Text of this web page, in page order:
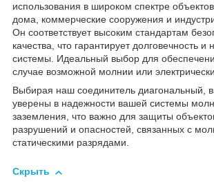
использования в широком спектре
дома, коммерческие сооружения и
Он соответствует высоким стандартам
качества, что гарантирует долговечность и
системы. Идеальный выбор для
случае возможной молнии или
Выбирая наш соединитель диагональный,
уверены в надежности вашей системы
заземления, что важно для защиты
разрушений и опасностей, связанных с
статическими разрядами.
Скрыть